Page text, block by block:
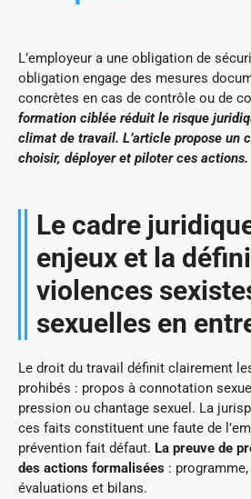
L’employeur a une obligation de
obligation engage des mesures
concrètes en cas de contrôle ou de
formation ciblée réduit le risque
climat de travail. L’article propose un
choisir, déployer et piloter ces actions.
Le cadre
enjeux et la
violences
sexuelles en
Le droit du travail définit clairement
prohibés : propos à connotation
pression ou chantage sexuel. La
ces faits constituent une faute de
prévention fait défaut. La preuve de
des actions formalisées :
évaluations et bilans.